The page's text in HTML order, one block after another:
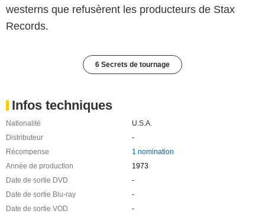
westerns que refusèrent les producteurs de Stax
Records.
6 Secrets de tournage
Infos techniques
Nationalité
U.S.A.
Distributeur
-
Récompense
1 nomination
Année de production
1973
Date de sortie DVD
-
Date de sortie Blu-ray
-
Date de sortie VOD
-